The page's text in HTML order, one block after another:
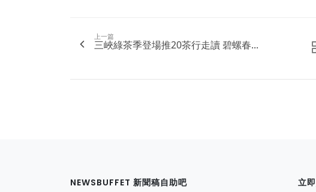
上一篇
三峽綠茶季登場推20茶行走讀 碧螺春...
NEWSBUFFET 新聞稿自助吧 立